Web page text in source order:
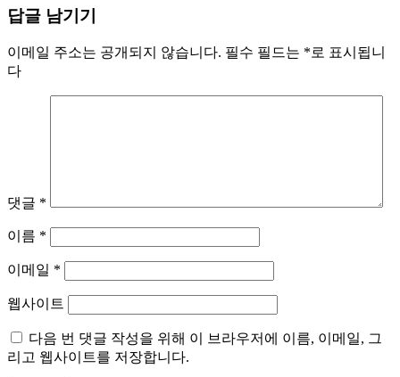
답글 남기기
이메일 주소는 공개되지 않습니다. 필수 필드는 *로 표시됩니
다
댓글 *
이름 *
이메일 *
웹사이트
다음 번 댓글 작성을 위해 이 브라우저에 이름, 이메일, 그
리고 웹사이트를 저장합니다.